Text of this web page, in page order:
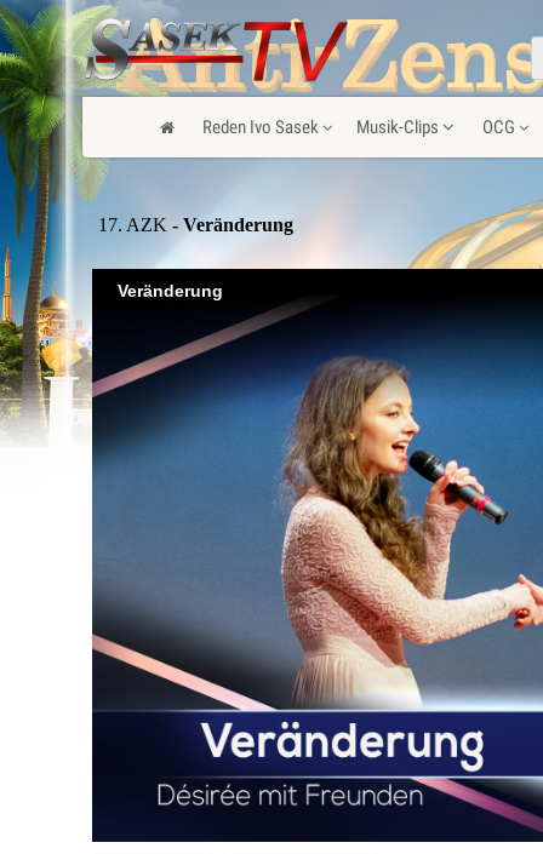
Reden Ivo Sasek Musik-Clips OCG
17. AZK - Veränderung
Veränderung